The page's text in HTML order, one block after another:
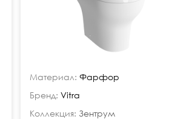
Материал: Фарфор
Бренд: Vitra
Коллекция: Зентрум